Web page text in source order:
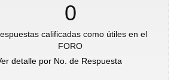
0
calificadas como útiles en el
FORO
detalle por No. de Respuesta